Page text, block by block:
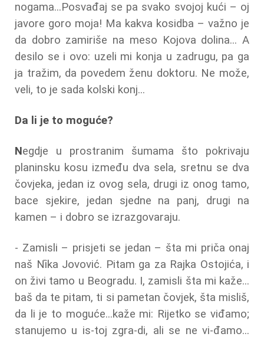
nogama...Posvađaj se pa svako svojoj kući – oj
javore goro moja! Ma kakva kosidba – važno je
da dobro zamiriše na meso Kojova dolina... A
desilo se i ovo: uzeli mi konja u zadrugu, pa ga
ja tražim, da povedem ženu doktoru. Ne može,
veli, to je sada kolski konj...
Da li je to moguće?
Negdje u prostranim šumama što pokrivaju
planinsku kosu između dva sela, sretnu se dva
čovjeka, jedan iz ovog sela, drugi iz onog tamo,
bace sjekire, jedan sjedne na panj, drugi na
kamen – i dobro se izrazgovaraju.
- Zamisli – prisjeti se jedan – šta mi priča onaj
naš Nȉka Jovović. Pitam ga za Rajka Ostojića, i
on živi tamo u Beogradu. I, zamisli šta mi kaže...
baš da te pitam, ti si pametan čovjek, šta misliš,
da li je to moguće...kaže mi: Rijetko se viđamo;
stanujemo u is-toj zgra-di, ali se ne vi-đamo...